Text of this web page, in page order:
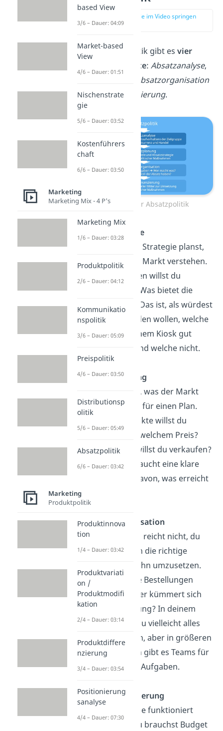
zur Stelle im Video springen
(00:37)
In der Absatzpolitik gibt es vier
wichtige Elemente: Absatzanalyse,
Absatzorganisation
undAbsatzfinanzierung.
Elemente der Absatzpolitik
Absatzanalyse
Bevor du eine Strategie planst,
musst du den Markt verstehen.
Welche Kunden willst du
ansprechen? Was bietet die
Konkurrenz? Das ist, als würdest
du herausfinden wollen, welche
Snacks in deinem Kiosk gut
ankommen und welche nicht.
Absatzplanung
Jetzt weißt du, was der Markt
will. Es ist Zeit für einen Plan.
Welche Produkte willst du
anbieten? Zu welchem Preis?
Und wie viel willst du verkaufen?
Dein Kiosk braucht eine klare
Vorstellung davon, was erreicht
Absatzorganisation
Ein guter Plan reicht nicht, du
brauchst auch die richtige
Struktur, um ihn umzusetzen.
Wer ist für die Bestellungen
zuständig? Wer kümmert sich
um die Werbung? In deinem
Kiosk musst du vielleicht alles
selbst machen, aber in größeren
Unternehmen gibt es Teams für
verschiedene Aufgaben.
Absatzfinanzierung
Keine Strategie funktioniert
ohne Geld. Du brauchst Budget
based View
3/6 – Dauer: 04:09
Market-based
View
4/6 – Dauer: 01:51
Nischenstrate
gie
5/6 – Dauer: 03:52
Kostenführers
chaft
6/6 – Dauer: 03:50
Marketing
Marketing Mix - 4 P's
Marketing Mix
1/6 – Dauer: 03:28
Produktpolitik
2/6 – Dauer: 04:12
Kommunikatio
nspolitik
3/6 – Dauer: 05:09
Preispolitik
4/6 – Dauer: 03:50
Distributionsp
olitik
5/6 – Dauer: 05:49
Absatzpolitik
6/6 – Dauer: 03:42
Marketing
Produktpolitik
Produktinnova
tion
1/4 – Dauer: 03:42
Produktvariati
on /
Produktmodifi
kation
2/4 – Dauer: 03:14
Produktdiffere
nzierung
3/4 – Dauer: 03:54
Positionierung
sanalyse
4/4 – Dauer: 07:30